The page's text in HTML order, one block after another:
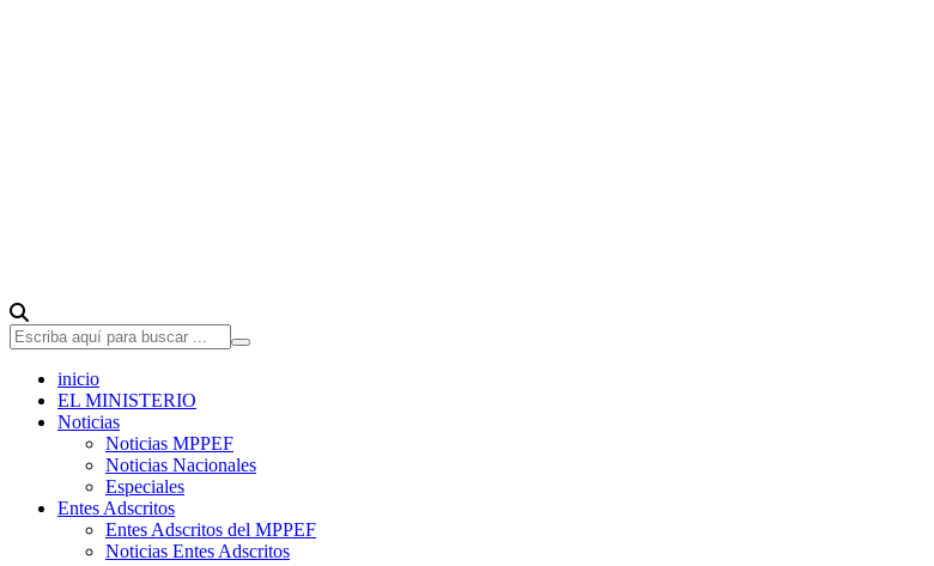
inicio
EL MINISTERIO
Noticias
Noticias MPPEF
Noticias Nacionales
Especiales
Entes Adscritos
Entes Adscritos del MPPEF
Noticias Entes Adscritos